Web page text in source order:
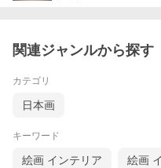
関連ジャンルから探す
カテゴリ
日本画
キーワード
絵画 インテリア 絵画